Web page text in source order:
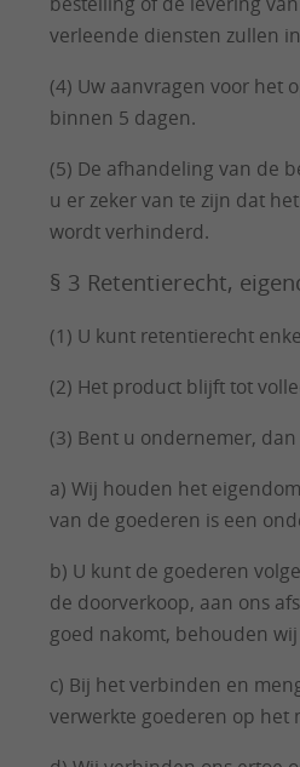
verleende diensten zullen
(4) Uw aanvragen voor het
binnen 5 dagen.
(5) De afhandeling van de
u er zeker van te zijn dat
wordt verhinderd.
§ 3 Retentierecht,
(1) U kunt retentierecht
(2) Het product blijft tot
(3) Bent u ondernemer,
a) Wij houden het
van de goederen is een
b) U kunt de goederen
de doorverkoop, aan ons
goed nakomt, behouden
c) Bij het verbinden en
verwerkte goederen op het